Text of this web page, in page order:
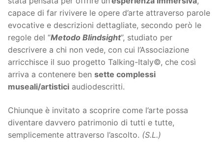
capace di far rivivere le opere d’arte attraverso parole
evocative e descrizioni dettagliate, secondo però le
regole del “Metodo Blindsight”, studiato per
descrivere a chi non vede, con cui l’Associazione
arricchisce il suo progetto Talking-Italy©, che così
arriva a contenere ben sette complessi
museali/artistici audiodescritti.
Chiunque è invitato a scoprire come l’arte possa
diventare davvero patrimonio di tutti e tutte,
semplicemente attraverso l’ascolto. (S.L.)